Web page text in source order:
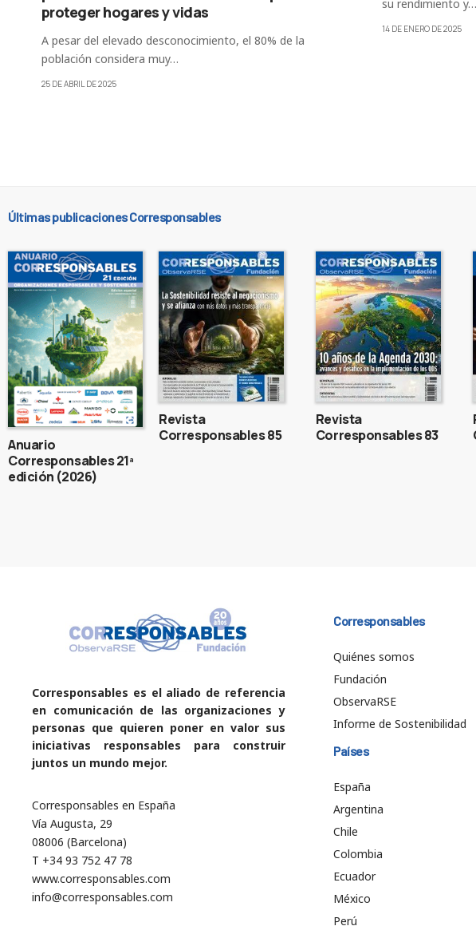
proteger hogares y vidas
A pesar del elevado desconocimiento, el 80% de la
población considera muy…
25 DE ABRIL DE 2025
su rendimiento y…
14 DE ENERO DE 2025
Últimas publicaciones Corresponsables
Anuario
Corresponsables 21ª
edición (2026)
Revista
Corresponsables 85
Revista
Corresponsables 83
Corresponsables es el aliado de referencia
en comunicación de las organizaciones y
personas que quieren poner en valor sus
iniciativas responsables para construir
juntos un mundo mejor.
Corresponsables en España
Vía Augusta, 29
08006 (Barcelona)
T +34 93 752 47 78
www.corresponsables.com
info@corresponsables.com
Corresponsables
Quiénes somos
Fundación
ObservaRSE
Informe de Sostenibilidad
Países
España
Argentina
Chile
Colombia
Ecuador
México
Perú